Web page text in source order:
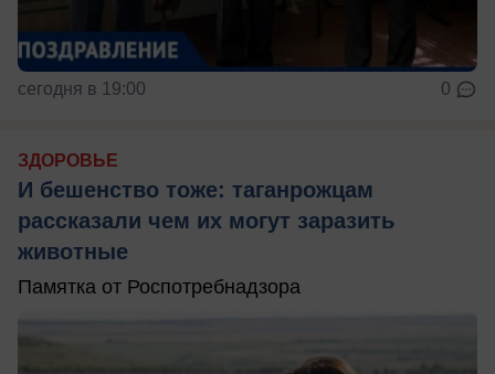
сегодня в 19:00 0
ЗДОРОВЬЕ
И бешенство тоже: таганрожцам
рассказали чем их могут заразить
животные
Памятка от Роспотребнадзора